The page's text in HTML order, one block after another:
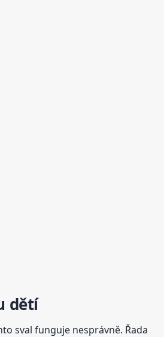
dětí
sval funguje nesprávně. Řada